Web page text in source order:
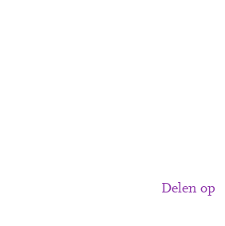
Delen op